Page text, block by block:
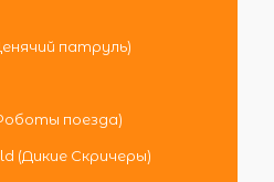
патруль)
поезда)
(Дикие Скричеры)